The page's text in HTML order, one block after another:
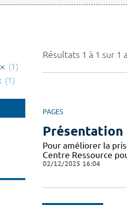
Résultats 1 à 1 sur 1
PAGES
Présentation
Pour améliorer la
Centre Ressource
02/12/2025 16:04
(1)
(1)